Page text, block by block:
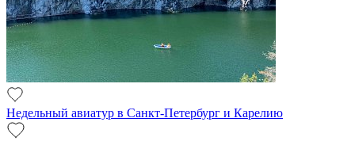
Недельный авиатур в Санкт-Петербург и Карелию